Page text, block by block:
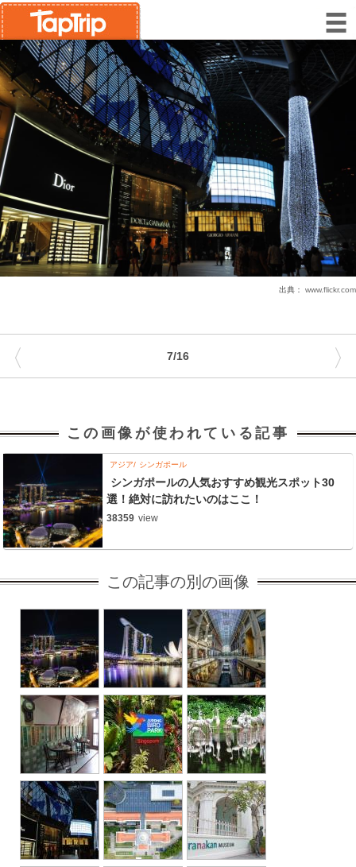
出典： www.flickr.com
7/16
〈 〉
この画像が使われている記事
アジア シンガポール
シンガポールの人気おすすめ観光スポット30
選！絶対に訪れたいのはここ！
38359 view
この記事の別の画像